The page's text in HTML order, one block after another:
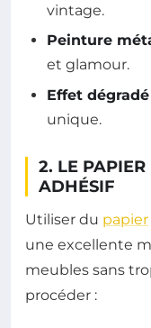
vintage.
Peinture
et glamour.
Effet dégradé
unique.
2. LE
ADHÉSIF
Utiliser du papier
une excellente
meubles sans
procéder :